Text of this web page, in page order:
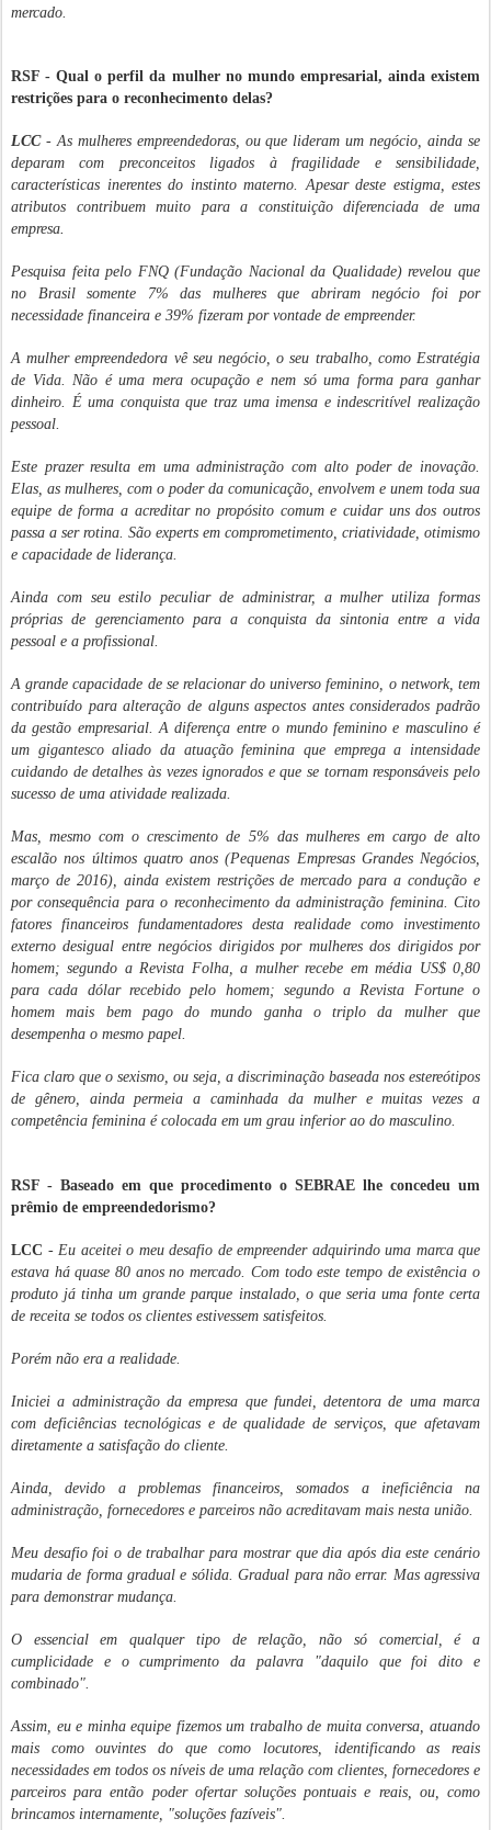
mercado.
RSF - Qual o perfil da mulher no mundo empresarial, ainda existem
restrições para o reconhecimento delas?
LCC - As mulheres empreendedoras, ou que lideram um negócio, ainda se
deparam com preconceitos ligados à fragilidade e sensibilidade,
características inerentes do instinto materno. Apesar deste estigma, estes
atributos contribuem muito para a constituição diferenciada de uma
empresa
Pesquisa feita pelo FNQ (Fundação Nacional da Qualidade) revelou que
no Brasil somente 7% das mulheres que abriram negócio foi por
necessidade financeira e 39% fizeram por vontade de empreender.
A mulher empreendedora vê seu negócio, o seu trabalho, como Estratégia
de Vida. Não é uma mera ocupação e nem só uma forma para ganhar
dinheiro. É uma conquista que traz uma imensa e indescritível realização
pessoal.
Este prazer resulta em uma administração com alto poder de inovação.
Elas, as mulheres, com o poder da comunicação, envolvem e unem toda sua
equipe de forma a acreditar no propósito comum e cuidar uns dos outros
passa a ser rotina. São experts em comprometimento, criatividade, otimismo
e capacidade de liderança.
Ainda com seu estilo peculiar de administrar, a mulher utiliza formas
próprias de gerenciamento para a conquista da sintonia entre a vida
pessoal e a profissional.
A grande capacidade de se relacionar do universo feminino, o network, tem
contribuído para alteração de alguns aspectos antes considerados padrão
da gestão empresarial. A diferença entre o mundo feminino e masculino é
um gigantesco aliado da atuação feminina que emprega a intensidade
cuidando de detalhes às vezes ignorados e que se tornam responsáveis pelo
sucesso de uma atividade realizada.
Mas, mesmo com o crescimento de 5% das mulheres em cargo de alto
escalão nos últimos quatro anos (Pequenas Empresas Grandes Negócios,
março de 2016), ainda existem restrições de mercado para a condução e
por consequência para o reconhecimento da administração feminina. Cito
fatores financeiros fundamentadores desta realidade como investimento
externo desigual entre negócios dirigidos por mulheres dos dirigidos por
homem; segundo a Revista Folha, a mulher recebe em média US$ 0,80
para cada dólar recebido pelo homem; segundo a Revista Fortune o
homem mais bem pago do mundo ganha o triplo da mulher que
desempenha o mesmo papel.
Fica claro que o sexismo, ou seja, a discriminação baseada nos estereótipos
de gênero, ainda permeia a caminhada da mulher e muitas vezes a
competência feminina é colocada em um grau inferior ao do masculino.
RSF - Baseado em que procedimento o SEBRAE lhe concedeu um
prêmio de empreendedorismo?
LCC - Eu aceitei o meu desafio de empreender adquirindo uma marca que
estava há quase 80 anos no mercado. Com todo este tempo de existência o
produto já tinha um grande parque instalado, o que seria uma fonte certa
de receita se todos os clientes estivessem satisfeitos.
Porém não era a realidade.
Iniciei a administração da empresa que fundei, detentora de uma marca
com deficiências tecnológicas e de qualidade de serviços, que afetavam
diretamente a satisfação do cliente.
Ainda, devido a problemas financeiros, somados a ineficiência na
administração, fornecedores e parceiros não acreditavam mais nesta união.
Meu desafio foi o de trabalhar para mostrar que dia após dia este cenário
mudaria de forma gradual e sólida. Gradual para não errar. Mas agressiva
para demonstrar mudança.
O essencial em qualquer tipo de relação, não só comercial, é a
cumplicidade e o cumprimento da palavra "daquilo que foi dito e
combinado".
Assim, eu e minha equipe fizemos um trabalho de muita conversa, atuando
mais como ouvintes do que como locutores, identificando as reais
necessidades em todos os níveis de uma relação com clientes, fornecedores e
parceiros para então poder ofertar soluções pontuais e reais, ou, como
brincamos internamente, "soluções fazíveis".